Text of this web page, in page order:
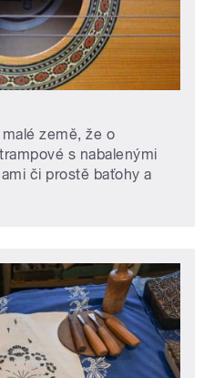
země, že o
s nabalenými
či prostě baťohy a